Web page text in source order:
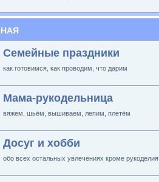
Семейные праздники
как готовимся, как проводим, что дарим
Мама-рукодельница
вяжем, шьём, вышиваем, лепим, плетём
Досуг и хобби
обо всех остальных увлечениях кроме рукоделия